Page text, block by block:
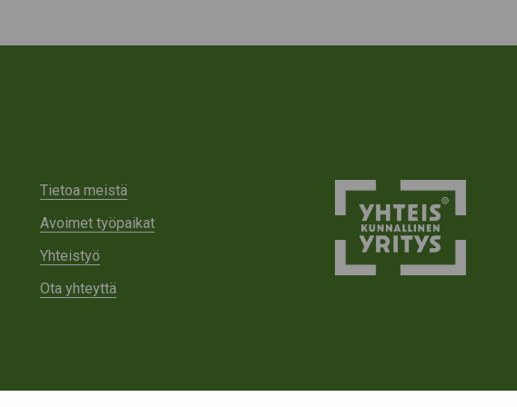
Tietoa meistä
Avoimet työpaikat
Yhteistyö
Ota yhteyttä